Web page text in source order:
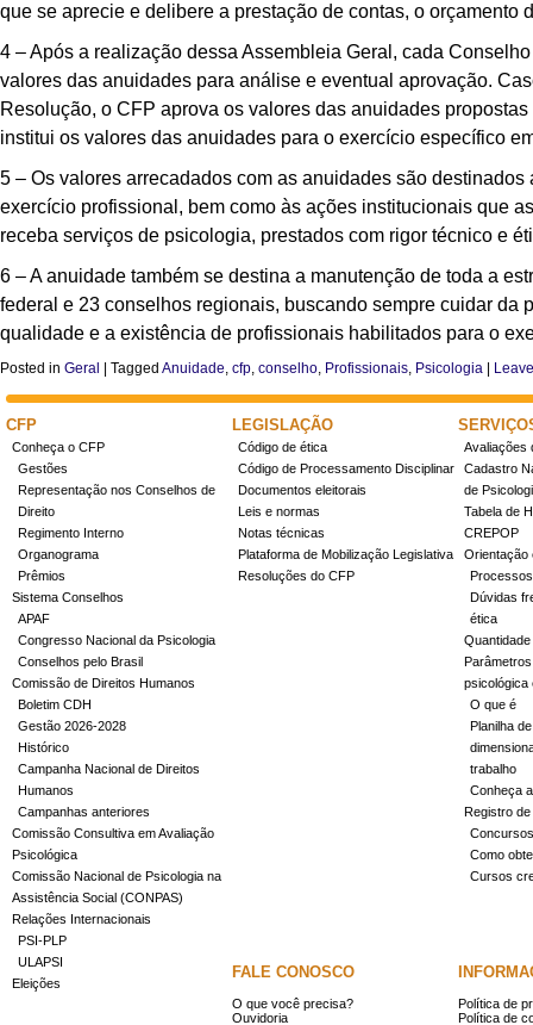
que se aprecie e delibere a prestação de contas, o
4 – Após a realização dessa Assembleia Geral, cada
valores das anuidades para análise e eventual aprovação.
Resolução, o CFP aprova os valores das anuidades
institui os valores das anuidades para o exercício específico
5 – Os valores arrecadados com as anuidades são
exercício profissional, bem como às ações institucionais que
receba serviços de psicologia, prestados com rigor técnico e
6 – A anuidade também se destina a manutenção de toda a
federal e 23 conselhos regionais, buscando sempre cuidar
qualidade e a existência de profissionais habilitados para o
Posted in Geral Tagged Anuidade, cfp, conselho, Profissionais, Psicologia
CFP
Conheça o CFP
Gestões
Representação nos Conselhos de
Direito
Regimento Interno
Organograma
Prêmios
Sistema Conselhos
APAF
Congresso Nacional da Psicologia
Conselhos pelo Brasil
Comissão de Direitos Humanos
Boletim CDH
Gestão 2026-2028
Histórico
Campanha Nacional de Direitos
Humanos
Campanhas anteriores
Comissão Consultiva em Avaliação
Psicológica
Comissão Nacional de Psicologia na
Assistência Social (CONPAS)
Relações Internacionais
PSI-PLP
ULAPSI
Eleições
LEGISLAÇÃO
Código de ética
Código de Processamento Disciplinar
Documentos eleitorais
Leis e normas
Notas técnicas
Plataforma de Mobilização Legislativa
Resoluções do CFP
Avaliações
Cadastro
de
Tabela de
CREPOP
Orientação
Dúvidas
ética
psicológica
O que é
Planilha
trabalho
Conheça
Registro
Concursos
Como
Cursos
FALE CONOSCO
O que você precisa?
Ouvidoria
Política de
Política de